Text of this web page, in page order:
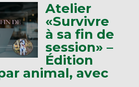
Atelier
«Survivre
à sa fin de
session» –
Édition
animal, avec